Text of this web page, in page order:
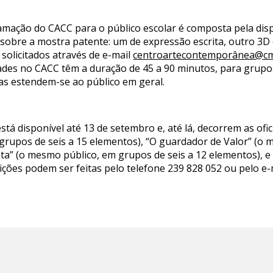
do CACC para o público escolar é composta pela
a mostra patente: um de expressão escrita, outro
através de e-mail
no CACC têm a duração de 45 a 90 minutos, para
estendem-se ao público em geral.
disponível até 13 de setembro e, até lá, decorrem as
de seis a 15 elementos), “O guardador de Valor” (o
(o mesmo público, em grupos de seis a 12 elementos),
podem ser feitas pelo telefone 239 828 052 ou pelo